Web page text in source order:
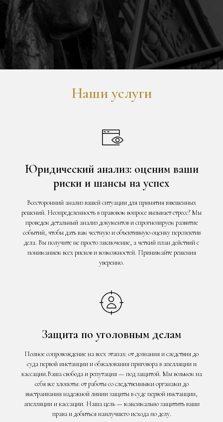
Наши услуги
Юридический анализ: оценим ваши
риски и шансы на успех
Всесторонний анализ вашей ситуации для принятия взвешенных
решений. Неопределенность в правовом вопросе вызывает стресс? Мы
проведем детальный анализ документов и спрогнозируем развитие
событий, чтобы дать вам честную и объективную оценку перспектив
дела. Вы получите не просто заключение, а четкий план действий с
пониманием всех рисков и возможностей. Принимайте решения
уверенно.
Защита по уголовным делам
Полное сопровождение на всех этапах: от дознания и следствия до
суда первой инстанции и обжалования приговора в апелляции и
кассации.Ваша свобода и репутация — под защитой. Мы возьмем на
себя все хлопоты: от работы со следственными органами до
выстраивания надежной линии защиты в суде первой инстанции,
апелляции и кассации. Наша цель — максимально защитить ваши
права и добиться наилучшего исхода по делу.